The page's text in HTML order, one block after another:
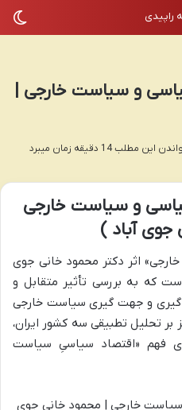
و سیاست خارجی |
این مطلب 14 دقیقه زمان میبرد
و سیاست خارجی
آباد )
اثر دکتر محمود خانی جوی
که به بررسی تأثیر متقابل و
گیری و جهت گیری سیاست خارجی
بر تحلیل تطبیقی سه کشور ایران،
فهم «اقتصاد سیاسیِ سیاست